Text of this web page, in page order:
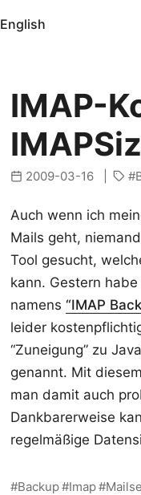
English
IMAP-
2009-03-16
Auch wenn ich
Mails geht,
Tool gesucht,
kann. Gestern
namens “IMAP
leider
“Zuneigung” zu
genannt. Mit
man damit auch
Dankbarerweise
regelmäßige
Backup Imap